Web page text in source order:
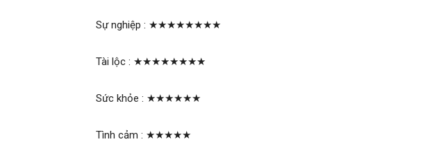
Sự nghiệp : ★★★★★★★★
Tài lộc : ★★★★★★★★
Sức khỏe : ★★★★★★
Tình cảm : ★★★★★